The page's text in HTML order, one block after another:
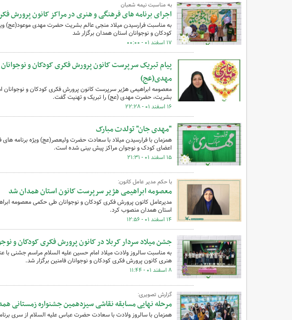
به مناسبت نیمه شعبان
اجرای برنامه های فرهنگی و هنری در مراکز کانون‌ پرورش
به مناسبت فرارسیدن میلاد منجی عالم بشریت حضرت مهدی موعود(عج)
کودکان و نوجوانان استان همدان برگزار شد
۱۷ اسفند ۰۱ - ۰۰:۰۰
پیام تبریک سرپرست کانون‌ پرورش فکری کودکان و
مهدی(عج)
معصومه ابراهیمی هژیر سرپرست کانون‌ پرورش فکری کودکان و
بشریت، حضرت مهدی (عج) را تبریک و تهنیت گفت.
۱۶ اسفند ۰۱ - ۲۲:۲۸
"مهدی جان" تولدت مبارک
همزمان با فرارسیدن میلاد با سعادت حضرت ولیعصر(عج) ویژه برنامه
اعضای کودک و نوجوان مراکز پیش بینی شده است.
۱۵ اسفند ۰۱ - ۲۱:۳۱
با حکم مدیر عامل کانون:
معصومه ابراهیمی هژیر سرپرست کانون استان همدان شد
مدیرعامل کانون پرورش فکری کودکان و نوجوانان طی حکمی معصومه
استان همدان منصوب کرد.
۱۴ اسفند ۰۱ - ۱۲:۵۶
جشن میلاد سردار کربلا در کانون پرورش فکری کودکان و
به مناسبت سالروز ولادت میلاد امام حسین علیه السلام مراسم جشنی با
هنری کانون پرورش فکری کودکان و نوجوانان فامنین برگزار شد.
۸ اسفند ۰۱ - ۱۱:۴۴
گزارش تصویری:
مرحله نهایی مسابقه نقاشی سیزدهمین جشنواره زمستانی
همزمان با سالروز ولادت با سعادت حضرت عباس علیه السلام از سری